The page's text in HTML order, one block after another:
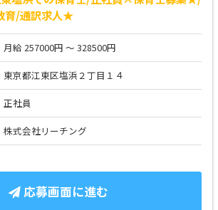
育/通訳求人★
月給 257000円 ～ 328500円
東京都江東区塩浜２丁目１４
正社員
株式会社リーチング
応募画面に進む